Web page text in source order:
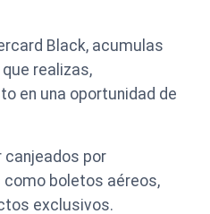
Black, acumulas
realizas,
en una oportunidad de
canjeados por
boletos aéreos,
exclusivos.